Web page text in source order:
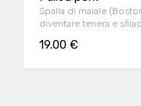
Spalla di maiale
diventare tenera e
19.00 €